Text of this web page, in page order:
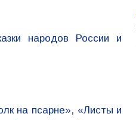
народов России и
на псарне», «Листы и